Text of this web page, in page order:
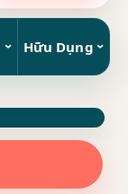
Hữu Dụng